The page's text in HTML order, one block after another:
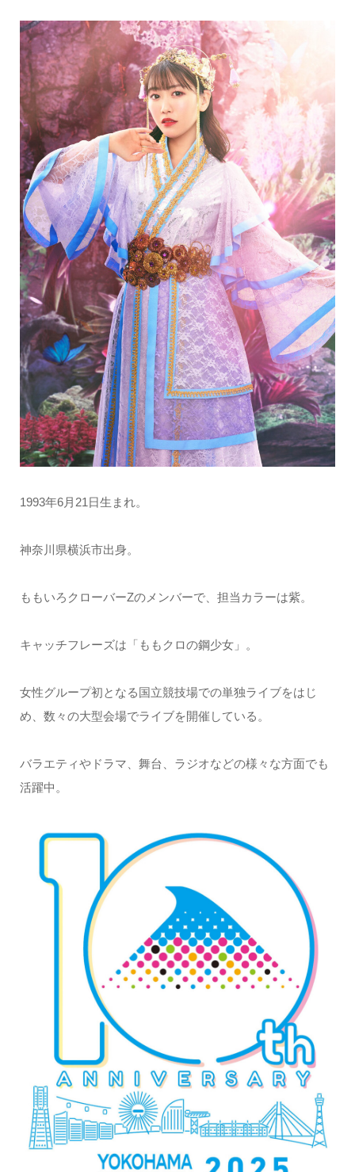
1993年6月21日生まれ。
神奈川県横浜市出身。
ももいろクローバーZのメンバーで、担当カラーは紫。
キャッチフレーズは「ももクロの鋼少女」。
女性グループ初となる国立競技場での単独ライブをはじ
め、数々の大型会場でライブを開催している。
バラエティやドラマ、舞台、ラジオなどの様々な方面でも
活躍中。